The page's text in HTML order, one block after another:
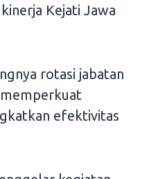
Kejati Jawa
rotasi jabatan
efektivitas